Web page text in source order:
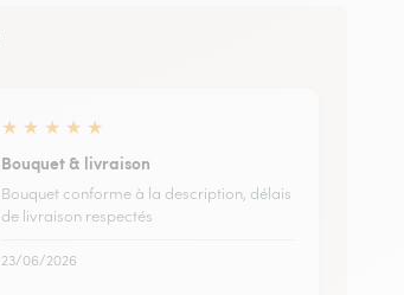
★ ★ ★ ★ ★
Bouquet & livraison
Bouquet conforme à la description, délais
de livraison respectés
23/06/2026